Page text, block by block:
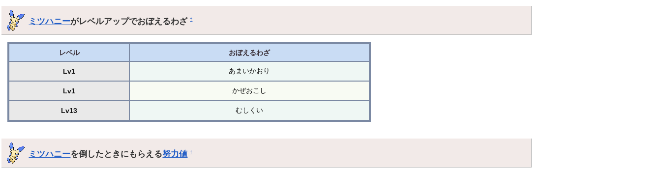
ミツハニーがレベルアップでおぼえるわざ†
レベル おぼえるわざ
Lv1 あまいかおり
Lv1 かぜおこし
Lv13 むしくい
ミツハニーを倒したときにもらえる努力値 †